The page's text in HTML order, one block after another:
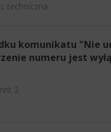
techniczna
komunikatu "Nie
numeru jest
2